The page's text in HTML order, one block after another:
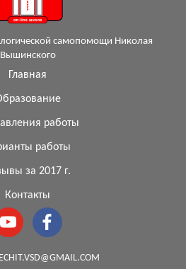
самопомощи Николая
Вышинского
Главная
работы
работы
за 2017 г.
Контакты